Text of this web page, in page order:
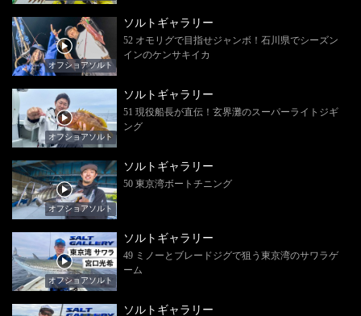
オフショアソルト
ソルトギャラリー
52 オモリグで目指せジャンボ！石川県でシーズン
インのケンサキイカ
オフショアソルト
ソルトギャラリー
51 現役船長が直伝！玄界灘のスーパーライトジギ
ング
オフショアソルト
ソルトギャラリー
50 東京湾ボートチニング
オフショアソルト
ソルトギャラリー
49 ミノーとブレードジグで狙う東京湾のサワラゲ
ーム
ソルトギャラリー